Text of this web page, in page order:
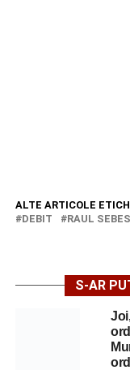
ALTE ARTICOLE
DEBIT
RAUL SEBES
S-AR